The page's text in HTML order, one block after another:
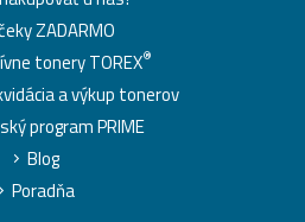
ZADARMO
tonery TOREX®
a výkup tonerov
program PRIME
Blog
Poradňa